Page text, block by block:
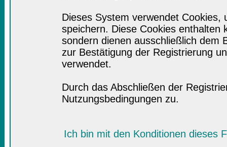
Dieses System verwendet
speichern. Diese Cookies enthalten
sondern dienen ausschließlich dem
zur Bestätigung der Registrierung
verwendet.
Durch das Abschließen der
Nutzungsbedingungen zu.
Ich bin mit den Konditionen dieses